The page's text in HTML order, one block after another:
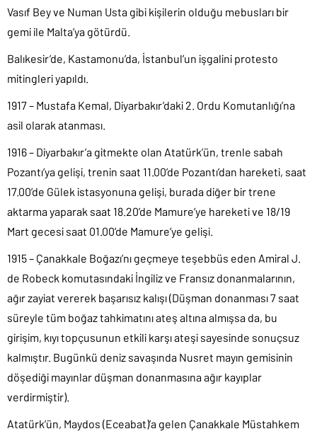
Vasıf Bey ve Numan Usta gibi kişilerin olduğu mebusları bir
gemi ile Malta’ya götürdü.
Balıkesir’de, Kastamonu’da, İstanbul’un işgalini protesto
mitingleri yapıldı.
1917 – Mustafa Kemal, Diyarbakır’daki 2. Ordu Komutanlığı’na
asil olarak atanması.
1916 – Diyarbakır’a gitmekte olan Atatürk’ün, trenle sabah
Pozantı’ya gelişi, trenin saat 11.00’de Pozantı’dan hareketi, saat
17.00’de Gülek istasyonuna gelişi, burada diğer bir trene
aktarma yaparak saat 18.20’de Mamure’ye hareketi ve 18/19
Mart gecesi saat 01.00’de Mamure’ye gelişi.
1915 – Çanakkale Boğazı’nı geçmeye teşebbüs eden Amiral J.
de Robeck komutasındaki İngiliz ve Fransız donanmalarının,
ağır zayiat vererek başarısız kalışı (Düşman donanması 7 saat
süreyle tüm boğaz tahkimatını ateş altına almışsa da, bu
girişim, kıyı topçusunun etkili karşı ateşi sayesinde sonuçsuz
kalmıştır. Bugünkü deniz savaşında Nusret mayın gemisinin
döşediği mayınlar düşman donanmasına ağır kayıplar
verdirmiştir).
Atatürk’ün, Maydos (Eceabat)’a gelen Çanakkale Müstahkem